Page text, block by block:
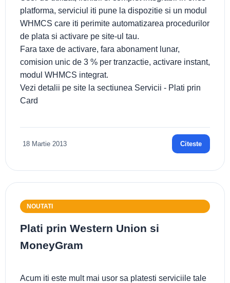
platforma, serviciul iti pune la dispozitie si un modul
WHMCS care iti perimite automatizarea procedurilor
de plata si activare pe site-ul tau.
Fara taxe de activare, fara abonament lunar,
comision unic de 3 % per tranzactie, activare instant,
modul WHMCS integrat.
Vezi detalii pe site la sectiunea Servicii - Plati prin
Card
18 Martie 2013 Citeste
NOUTATI
Plati prin Western Union si
MoneyGram
Acum iti este mult mai usor sa platesti serviciile tale